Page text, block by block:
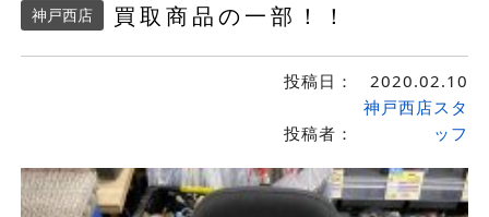
神戸西店 買取商品の一部！！
投稿日： 2020.02.10
投稿者：
神戸西店スタ
ッフ